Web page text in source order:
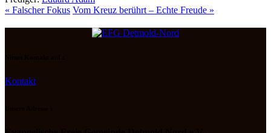
« Falscher Fokus Vom Kreuz berührt – Echte Freude »
Kontakt